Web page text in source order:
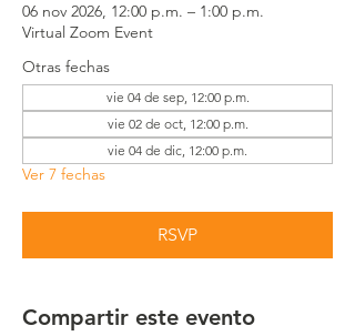
06 nov 2026, 12:00 p.m. – 1:00 p.m.
Virtual Zoom Event
Otras fechas
vie 04 de sep, 12:00 p.m.
vie 02 de oct, 12:00 p.m.
vie 04 de dic, 12:00 p.m.
Ver 7 fechas
RSVP
Compartir este evento